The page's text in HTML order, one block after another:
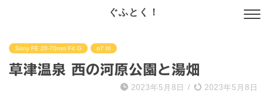
ぐふとく！
Sony FE 20-70mm F4 G α7 III
草津温泉 西の河原公園と湯畑
2023年5月8日 / 2023年5月8日